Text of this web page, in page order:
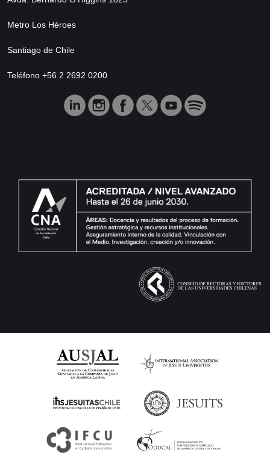
Metro Los Héroes
Santiago de Chile
Teléfono +56 2 2692 0200